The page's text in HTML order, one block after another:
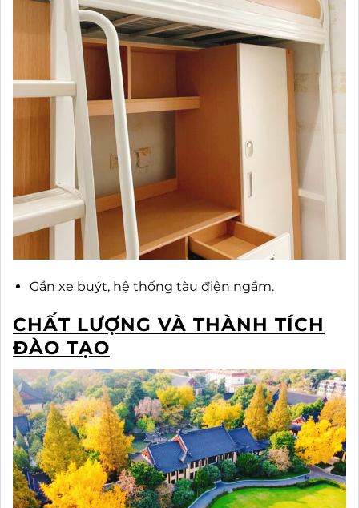
Gần xe buýt, hệ thống tàu điện ngầm.
CHẤT LƯỢNG VÀ THÀNH TÍCH
ĐÀO TẠO